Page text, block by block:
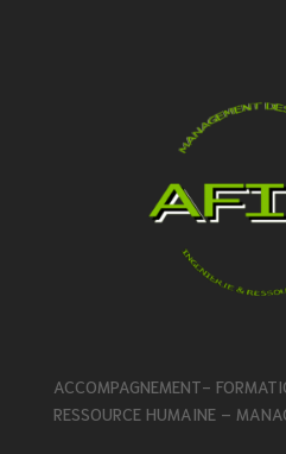
ACCOMPAGNEMENT-
RESSOURCE HUMAINE –